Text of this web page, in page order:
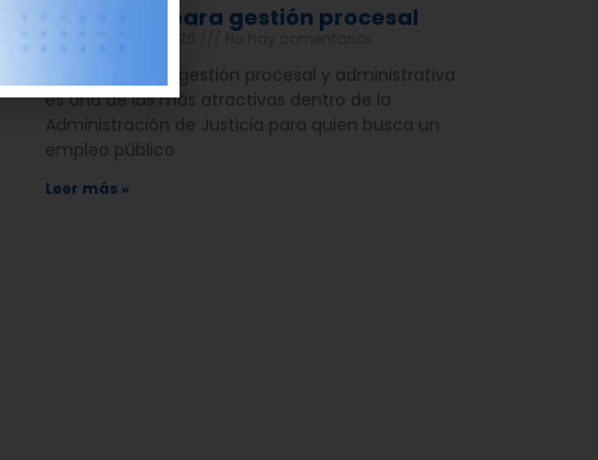
Requisitos para gestión procesal
La oposición de gestión procesal y administrativa
es una de las más atractivas dentro de la
Administración de Justicia para quien busca un
empleo público
Leer más »